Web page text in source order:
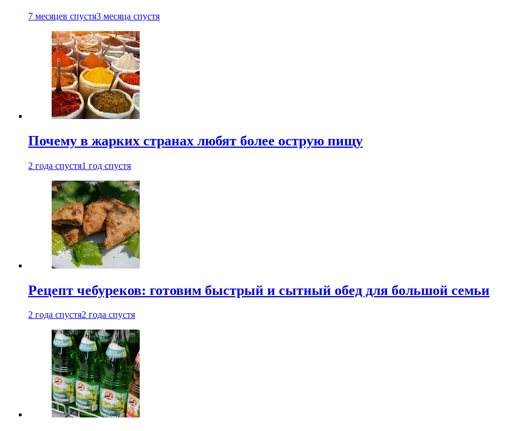
7 месяцев спустя3 месяца спустя
Почему в жарких странах любят более острую пищу
2 года спустя1 год спустя
Рецепт чебуреков: готовим быстрый и сытный обед для большой семьи
2 года спустя2 года спустя